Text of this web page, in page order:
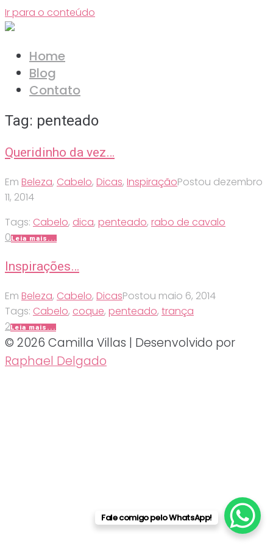
Ir para o conteúdo
Home
Blog
Contato
Tag: penteado
Queridinho da vez…
Em Beleza, Cabelo, Dicas, InspiraçãoPostou dezembro
11, 2014
Tags: Cabelo, dica, penteado, rabo de cavalo
0Leia mais...
Inspirações…
Em Beleza, Cabelo, DicasPostou maio 6, 2014
Tags: Cabelo, coque, penteado, trança
2Leia mais...
© 2026 Camilla Villas | Desenvolvido por
Raphael Delgado
Fale comigo pelo WhatsApp!